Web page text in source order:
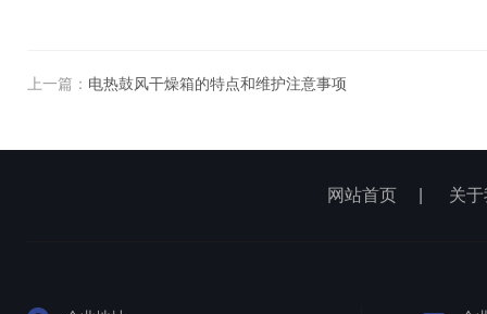
上一篇： 电热鼓风干燥箱的特点和维护注意事项
网站首页 关